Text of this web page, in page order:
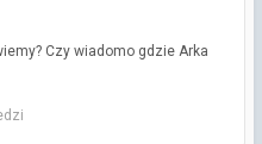
Czy wiadomo gdzie Arka